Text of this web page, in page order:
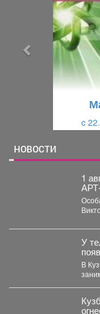
c
НОВОСТИ
1
У
В